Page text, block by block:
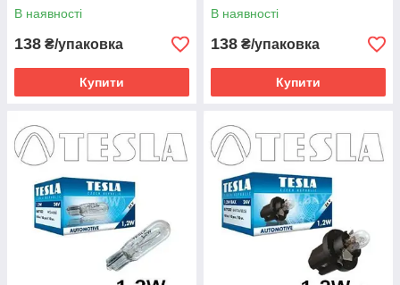
В наявності
138 ₴/упаковка
Купити
В наявності
138 ₴/упаковка
Купити